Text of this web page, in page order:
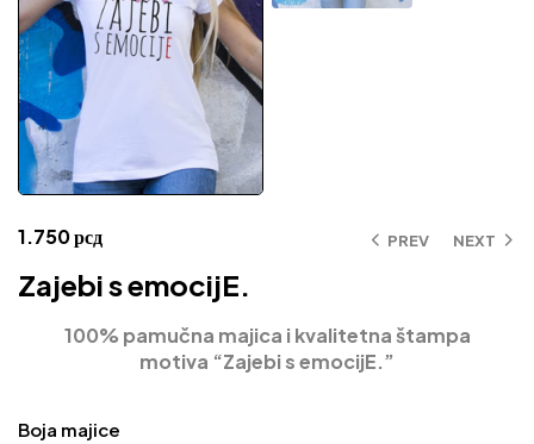
PREV NEXT
1.750рсд
Zajebi s emocijE.
100% pamučna majica i kvalitetna štampa
motiva “Zajebi s emocijE.”
Boja majice